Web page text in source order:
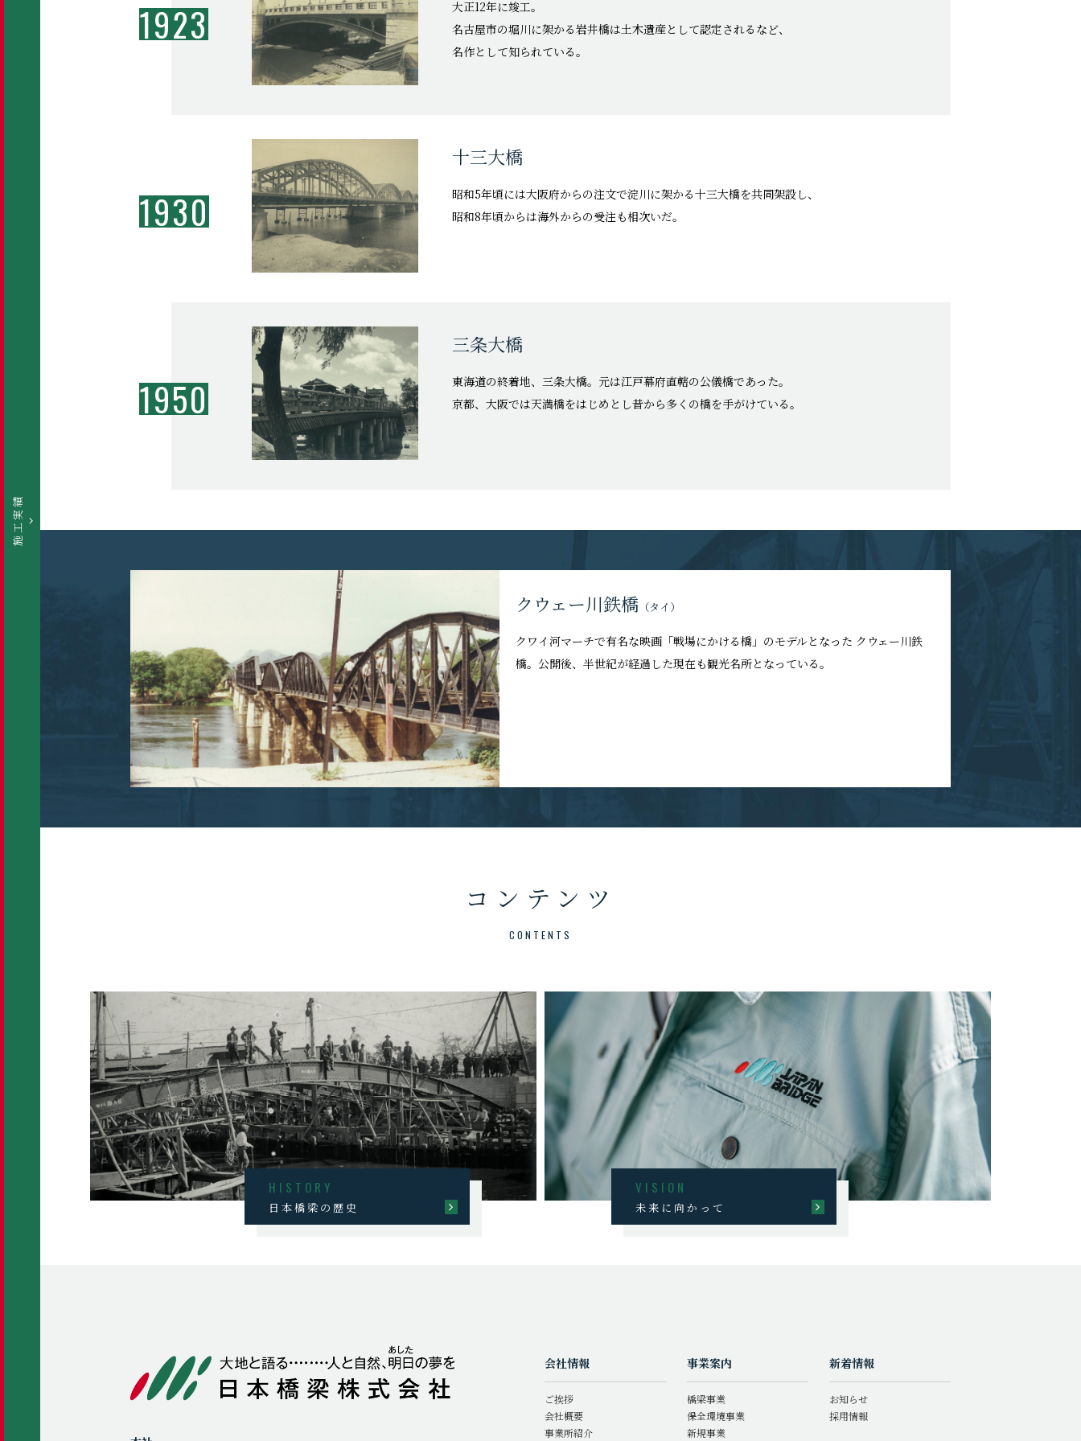
施工実績
1923
大正12年に竣工。
名古屋市の堀川に架かる岩井橋は土木遺産として認定されるなど、
名作として知られている。
1930
十三大橋
昭和5年頃には大阪府からの注文で淀川に架かる十三大橋を共同架設し、
昭和8年頃からは海外からの受注も相次いだ。
1950
三条大橋
東海道の終着地、三条大橋。元は江戸幕府直轄の公儀橋であった。
京都、大阪では天満橋をはじめとし昔から多くの橋を手がけている。
クウェー川鉄橋 （タイ）
クワイ河マーチで有名な映画「戦場にかける橋」のモデルとなった クウェー川鉄
橋。公開後、半世紀が経過した現在も観光名所となっている。
コンテンツ
CONTENTS
HISTORY
日本橋梁の歴史
VISION
未来に向かって
会社情報
ご挨拶
会社概要
事業所紹介
事業案内
橋梁事業
保全環境事業
新規事業
新着情報
お知らせ
採用情報